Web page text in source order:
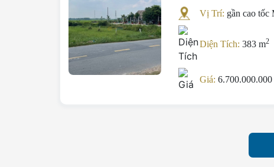
Vị Trí: gần cao tốc
Diện Tích:383 m2
Giá: